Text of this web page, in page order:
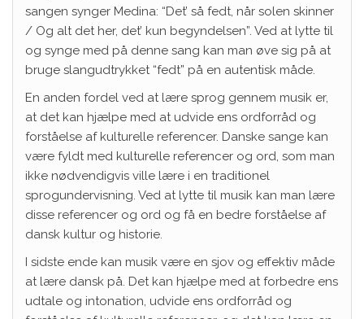
sangen synger Medina: “Det’ så fedt, når solen skinner
/ Og alt det her, det’ kun begyndelsen”. Ved at lytte til
og synge med på denne sang kan man øve sig på at
bruge slangudtrykket “fedt” på en autentisk måde.
En anden fordel ved at lære sprog gennem musik er,
at det kan hjælpe med at udvide ens ordforråd og
forståelse af kulturelle referencer. Danske sange kan
være fyldt med kulturelle referencer og ord, som man
ikke nødvendigvis ville lære i en traditionel
sprogundervisning. Ved at lytte til musik kan man lære
disse referencer og ord og få en bedre forståelse af
dansk kultur og historie.
I sidste ende kan musik være en sjov og effektiv måde
at lære dansk på. Det kan hjælpe med at forbedre ens
udtale og intonation, udvide ens ordforråd og